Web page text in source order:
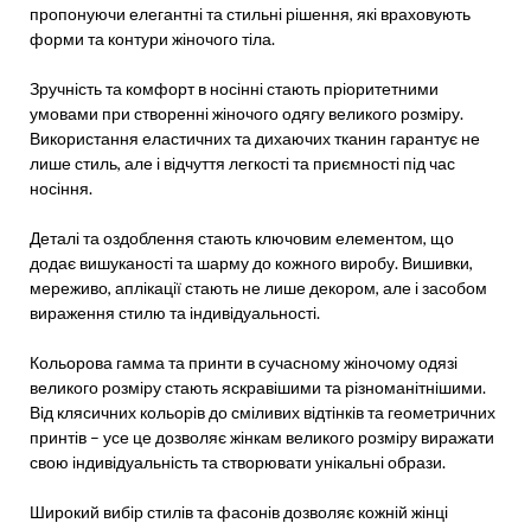
пропонуючи елегантні та стильні рішення, які враховують
форми та контури жіночого тіла.
Зручність та комфорт в носінні стають пріоритетними
умовами при створенні жіночого одягу великого розміру.
Використання еластичних та дихаючих тканин гарантує не
лише стиль, але і відчуття легкості та приємності під час
носіння.
Деталі та оздоблення стають ключовим елементом, що
додає вишуканості та шарму до кожного виробу. Вишивки,
мереживо, аплікації стають не лише декором, але і засобом
вираження стилю та індивідуальності.
Кольорова гамма та принти в сучасному жіночому одязі
великого розміру стають яскравішими та різноманітнішими.
Від клясичних кольорів до сміливих відтінків та геометричних
принтів – усе це дозволяє жінкам великого розміру виражати
свою індивідуальність та створювати унікальні образи.
Широкий вибір стилів та фасонів дозволяє кожній жінці